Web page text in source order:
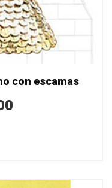
con escamas